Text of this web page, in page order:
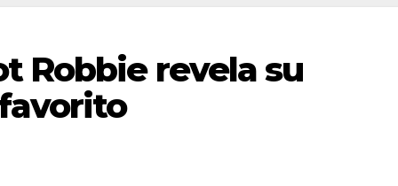
Robbie revela su